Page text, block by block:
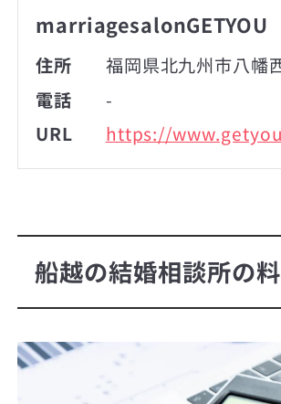
marriagesalonGETYOU
住所
福岡県北九州市八幡
電話
-
URL
https://
船越の結婚相談所の